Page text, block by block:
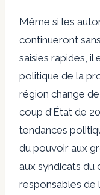
Même si les
continueront
saisies rapides,
politique de la
région change
coup d'État de
tendances
du pouvoir aux
aux syndicats du
responsables de